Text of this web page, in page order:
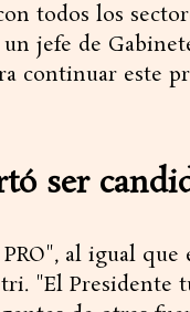
todos los
jefe de
continuar este
ser
al igual que
"El Presidente